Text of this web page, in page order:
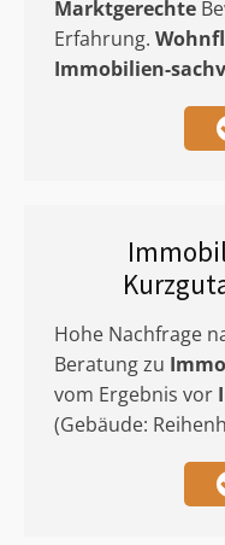
Marktgerechte
Erfahrung.
Immobilien-
Hohe Nachfrage
Beratung zu
vom Ergebnis vor
(Gebäude: